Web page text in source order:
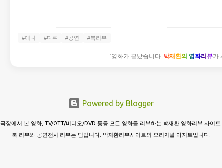
#애니 #다큐 #공연 #북리뷰
"영화가 끝났습니다. 박재환의 영화리뷰가
Powered by Blogger
극장에서 본 영화, TV/OTT/비디오/DVD 등등 모든 영화를 리뷰하는 박재환 영화리뷰 사이트.
북 리뷰와 공연전시 리뷰는 덤입니다. 박재환리뷰사이트의 오리지널 아지트입니다.